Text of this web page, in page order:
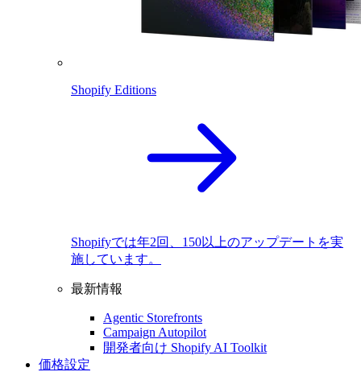
Shopify Editions
Shopifyでは年2回、150以上のアップデートを実
施しています。
最新情報
Agentic Storefronts
Campaign Autopilot
開発者向け Shopify AI Toolkit
価格設定